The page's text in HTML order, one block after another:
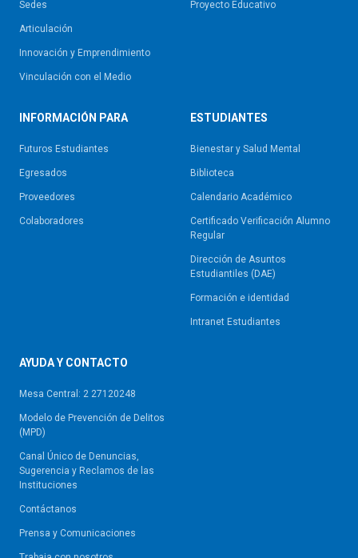
Sedes
Articulación
Innovación y Emprendimiento
Vinculación con el Medio
Proyecto Educativo
INFORMACIÓN PARA
Futuros Estudiantes
Egresados
Proveedores
Colaboradores
ESTUDIANTES
Bienestar y Salud Mental
Biblioteca
Calendario Académico
Certificado Verificación Alumno
Regular
Dirección de Asuntos
Estudiantiles (DAE)
Formación e identidad
Intranet Estudiantes
AYUDA Y CONTACTO
Mesa Central: 2 27120248
Modelo de Prevención de Delitos
(MPD)
Canal Único de Denuncias,
Sugerencia y Reclamos de las
Instituciones
Contáctanos
Prensa y Comunicaciones